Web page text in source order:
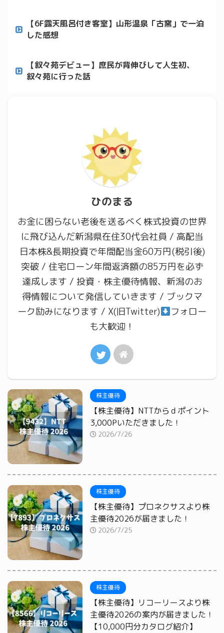
【6F露天風呂付き客室】山形温泉「古窯」で一泊
した感想
【叙々苑デビュー】庶民が背伸びして人生初、
叙々苑に行った話
ひのまる
お金に困らない老後を送るべく株式投資の世界
に飛び込んだ新潟県在住30代会社員 / 高配当
日本株&長期投資で年間配当金60万円(税引後)
突破 / 住宅ローン年間返済額の85万円を必ず
達成します / 投資・株主優待情報、新潟のお
得情報について発信していきます / ブックマ
ーク励みになります / X(旧Twitter)
フォロー
も大歓迎！
株主優待
【株主優待】NTTからｄポイント
3,000Pいただきました！
2026/7/26
株主優待
【株主優待】プロネクサスより株
主優待2026が届きました！
2026/7/25
株主優待
【株主優待】リコーリースより株
主優待2026の案内が届きました！
【10,000円分カタログ紹介】